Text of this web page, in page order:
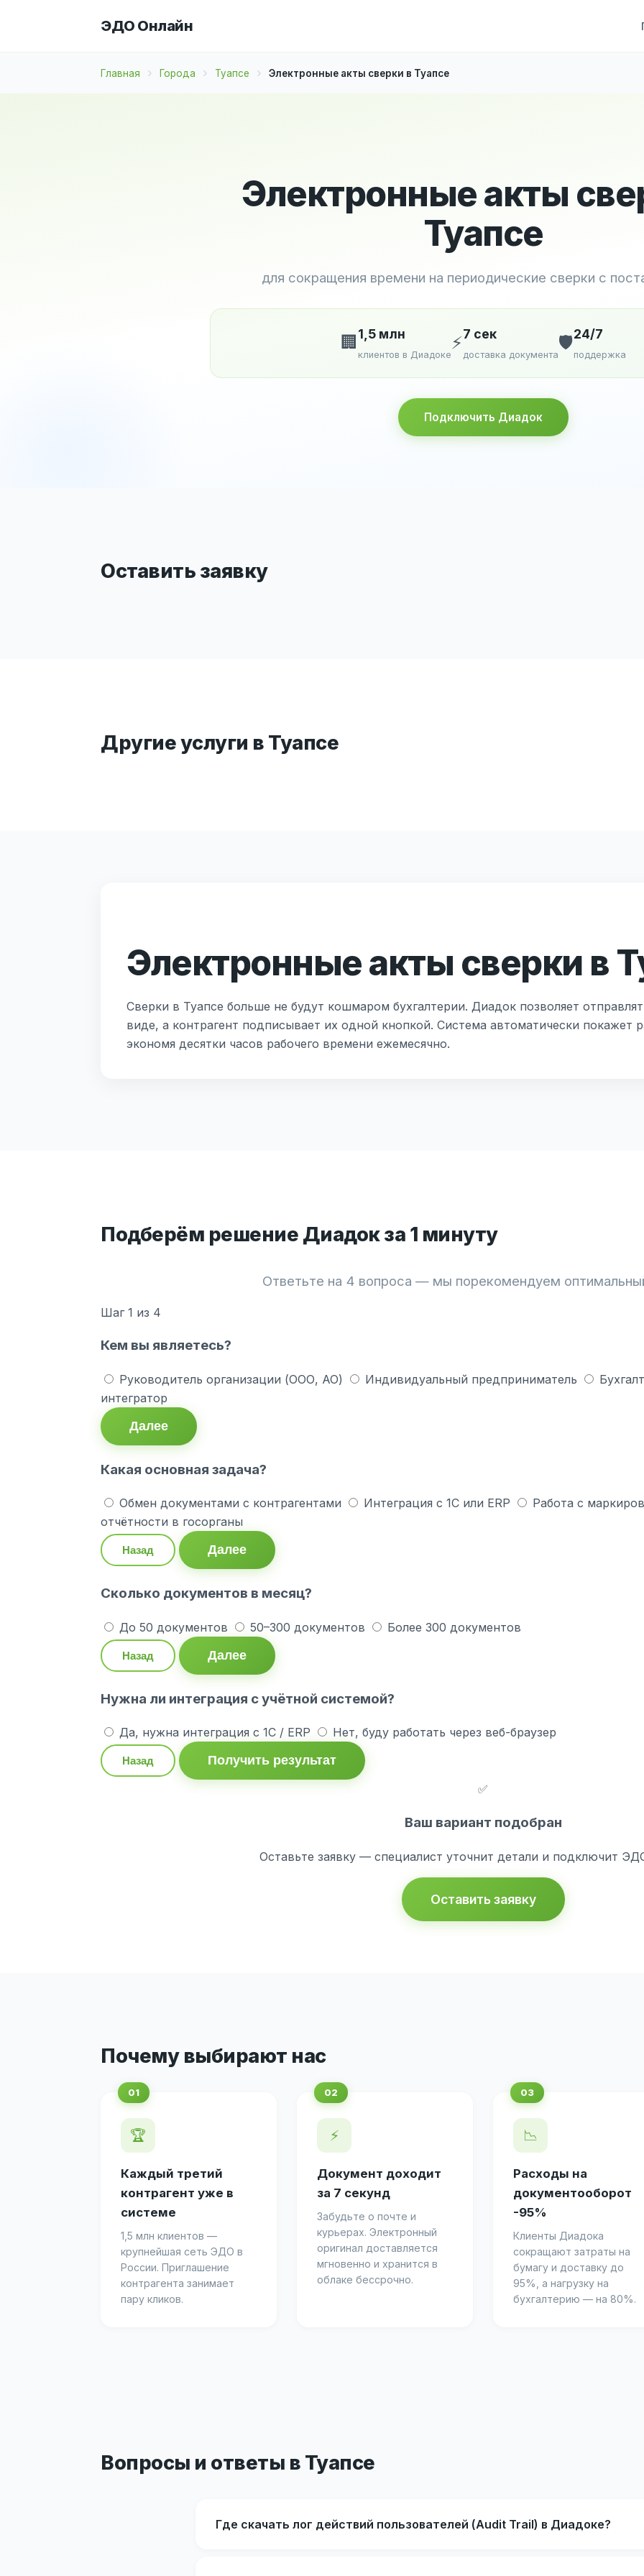
ЭДО Онлайн
Главная Города Туапсе Электронные акты сверки в Туапсе
Электронные акты
Туапсе
для сокращения времени на периодические сверки с
🏢 1,5 млн
клиентов в Диадоке
⚡7 сек
доставка документа
🛡️24/7
поддержка
Подключить Диадок
Оставить заявку
Другие услуги в Туапсе
Электронные акты сверки в
Сверки в Туапсе больше не будут кошмаром бухгалтерии. Диадок позволяет
виде, а контрагент подписывает их одной кнопкой. Система автоматически покажет
экономя десятки часов рабочего времени ежемесячно.
Подберём решение Диадок за 1 минуту
Ответьте на 4 вопроса — мы порекомендуем
Шаг 1 из 4
Кем вы являетесь?
Руководитель организации (ООО, АО) Индивидуальный предприниматель
интегратор
Далее
Какая основная задача?
Обмен документами с контрагентами Интеграция с 1С или ERP Работа с
отчётности в госорганы
Назад Далее
Сколько документов в месяц?
До 50 документов 50–300 документов Более 300 документов
Назад Далее
Нужна ли интеграция с учётной системой?
Да, нужна интеграция с 1С / ERP Нет, буду работать через веб-браузер
Назад
Получить результат
✅
Ваш вариант подобран
Оставьте заявку — специалист уточнит детали и подключит
Оставить заявку
Почему выбирают нас
🏆
Каждый третий
контрагент уже в
системе
1,5 млн клиентов —
крупнейшая сеть ЭДО в
России. Приглашение
контрагента занимает
пару кликов.
⚡
Документ доходит
за 7 секунд
Забудьте о почте и
курьерах. Электронный
оригинал доставляется
мгновенно и хранится в
облаке бессрочно.
📉
Расходы на
документооборот
-95%
Клиенты Диадока
сокращают затраты на
бумагу и доставку до
95%, а нагрузку на
бухгалтерию — на 80%.
Вопросы и ответы в Туапсе
Где скачать лог действий пользователей (Audit Trail) в Диадоке?